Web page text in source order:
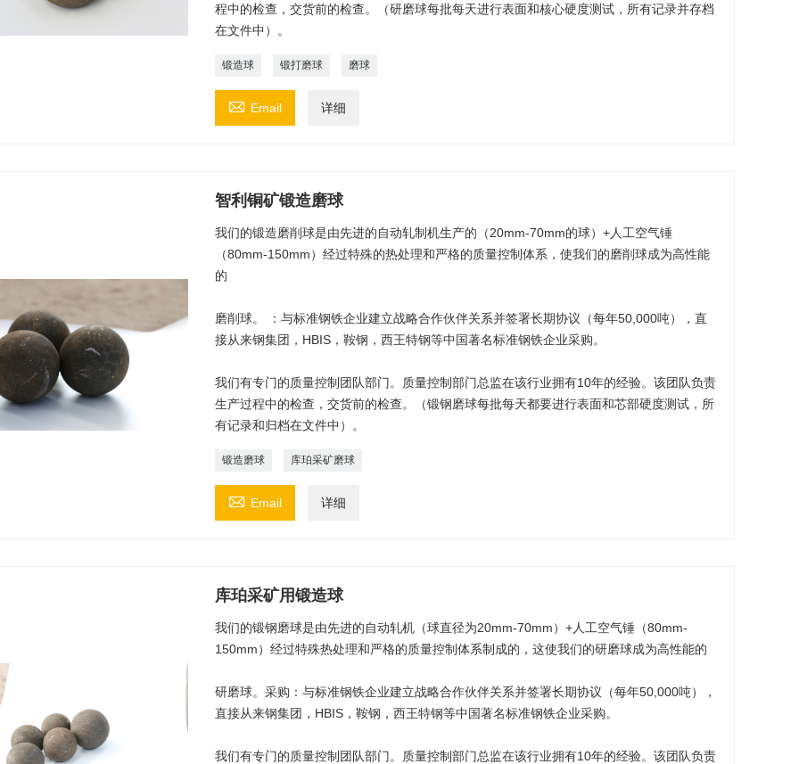
程中的检查，交货前的检查。（研磨球每批每天进行表面和核心硬度测试，所有记录并存档
在文件中）。
锻造球 锻打磨球 磨球
 Email 详细
智利铜矿锻造磨球
我们的锻造磨削球是由先进的自动轧制机生产的（20mm-70mm的球）+人工空气锤
（80mm-150mm）经过特殊的热处理和严格的质量控制体系，使我们的磨削球成为高性能
的
磨削球。 ：与标准钢铁企业建立战略合作伙伴关系并签署长期协议（每年50,000吨），直
接从来钢集团，HBIS，鞍钢，西王特钢等中国著名标准钢铁企业采购。
我们有专门的质量控制团队部门。质量控制部门总监在该行业拥有10年的经验。该团队负责
生产过程中的检查，交货前的检查。（锻钢磨球每批每天都要进行表面和芯部硬度测试，所
有记录和归档在文件中）。
锻造磨球 库珀采矿磨球
 Email 详细
库珀采矿用锻造球
我们的锻钢磨球是由先进的自动轧机（球直径为20mm-70mm）+人工空气锤（80mm-
150mm）经过特殊热处理和严格的质量控制体系制成的，这使我们的研磨球成为高性能的
研磨球。采购：与标准钢铁企业建立战略合作伙伴关系并签署长期协议（每年50,000吨），
直接从来钢集团，HBIS，鞍钢，西王特钢等中国著名标准钢铁企业采购。
我们有专门的质量控制团队部门。质量控制部门总监在该行业拥有10年的经验。该团队负责